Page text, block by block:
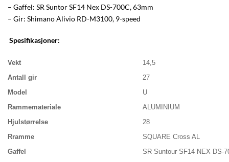
– Gaffel: SR Suntor SF14 Nex DS-700C, 63mm
– Gir: Shimano Alivio RD-M3100, 9-speed
Spesifikasjoner:
Vekt
14,5
Antall gir
27
Model
U
Rammemateriale
ALUMINIUM
Hjulstørrelse
28
Rramme
SQUARE Cross AL
Gaffel
SR Suntour SF14 NEX DS-